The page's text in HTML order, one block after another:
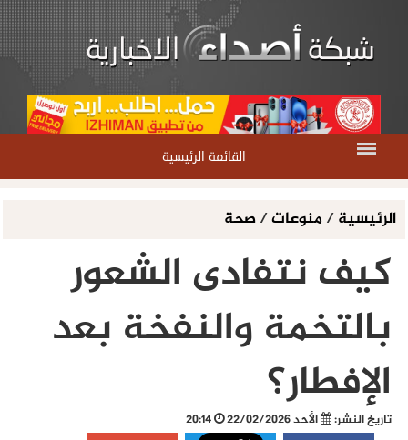
القائمة الرئيسية
الرئيسية/ منوعات/صحة
كيف نتفادى الشعور
بالتخمة والنفخة بعد
الإفطار؟
تاريخ النشر: الأحد 22/02/2026